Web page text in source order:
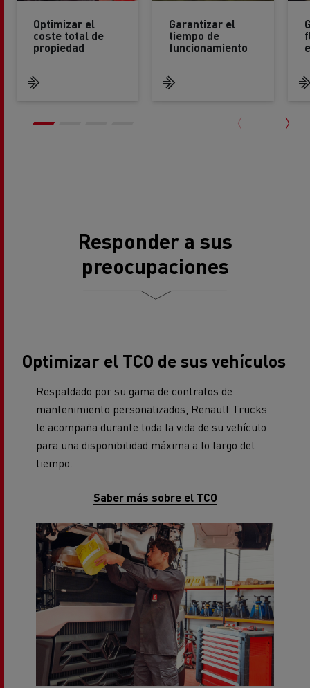
Optimizar el
coste total de
propiedad
Garantizar el
tiempo de
funcionamiento
Responder a sus
preocupaciones
Optimizar el TCO de sus vehículos
Respaldado por su gama de contratos de
mantenimiento personalizados, Renault Trucks
le acompaña durante toda la vida de su vehículo
para una disponibilidad máxima a lo largo del
tiempo.
Saber más sobre el TCO